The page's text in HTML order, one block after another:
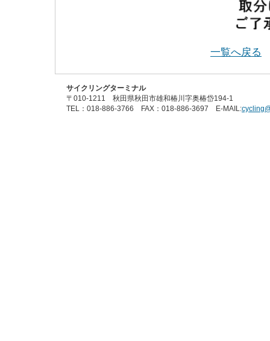
一覧へ戻る
サイクリングターミナル
〒010-1211 秋田県秋田市雄和椿川字奥椿岱194-1
TEL：018-886-3766 FAX：018-886-3697 E-MAIL: